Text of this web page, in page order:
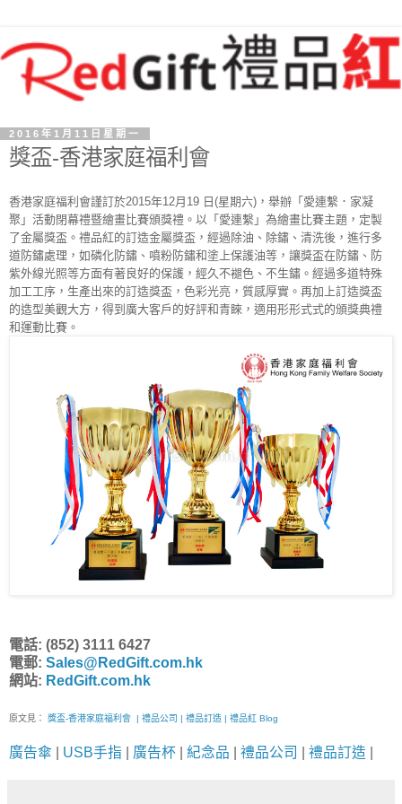
2016年1月11日星期一
獎盃-香港家庭福利會
香港家庭福利會謹訂於2015年12月19 日(星期六)，舉辦「愛連繫．家凝
聚」活動閉幕禮暨繪畫比賽頒獎禮。以「愛連繫」為繪畫比賽主題，定製
了金屬獎盃。禮品紅的訂造金屬獎盃，經過除油、除鏽、清洗後，進行多
道防鏽處理，如磷化防鏽、噴粉防鏽和塗上保護油等，讓獎盃在防鏽、防
紫外線光照等方面有著良好的保護，經久不褪色、不生鏽。經過多道特殊
加工工序，生產出來的訂造獎盃，色彩光亮，質感厚實。再加上訂造獎盃
的造型美觀大方，得到廣大客戶的好評和青睞，適用形形式式的頒獎典禮
和運動比賽。
電話: (852) 3111 6427
電郵: Sales@RedGift.com.hk
網站: RedGift.com.hk
原文見： 獎盃-香港家庭福利會 | 禮品公司 | 禮品訂造 | 禮品紅 Blog
廣告傘 USB手指 廣告杯 紀念品 禮品公司 禮品訂造